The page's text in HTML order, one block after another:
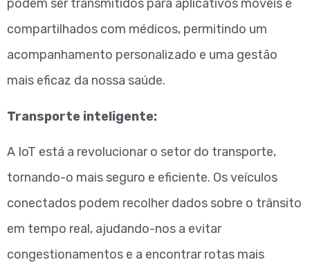
podem ser transmitidos para aplicativos móveis e
compartilhados com médicos, permitindo um
acompanhamento personalizado e uma gestão
mais eficaz da nossa saúde.
Transporte inteligente:
A IoT está a revolucionar o setor do transporte,
tornando-o mais seguro e eficiente. Os veículos
conectados podem recolher dados sobre o trânsito
em tempo real, ajudando-nos a evitar
congestionamentos e a encontrar rotas mais